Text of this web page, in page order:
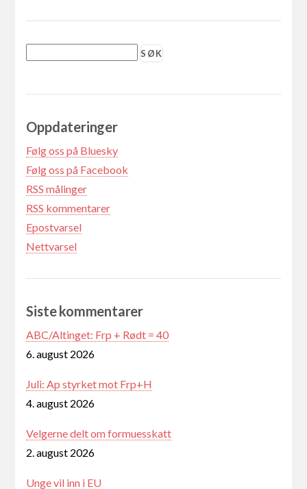
Oppdateringer
Følg oss på Bluesky
Følg oss på Facebook
RSS målinger
RSS kommentarer
Epostvarsel
Nettvarsel
Siste kommentarer
ABC/Altinget: Frp + Rødt = 40
6. august 2026
Juli: Ap styrket mot Frp+H
4. august 2026
Velgerne delt om formuesskatt
2. august 2026
Unge vil inn i EU